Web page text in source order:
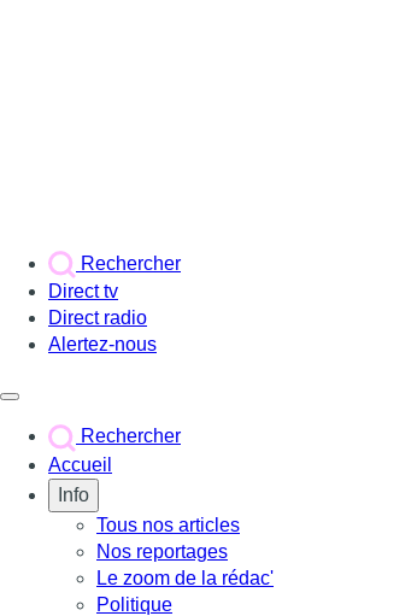
Rechercher
Direct tv
Direct radio
Alertez-nous
Rechercher
Accueil
Info
Tous nos articles
Nos reportages
Le zoom de la rédac'
Politique